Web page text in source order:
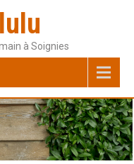
à Soignies